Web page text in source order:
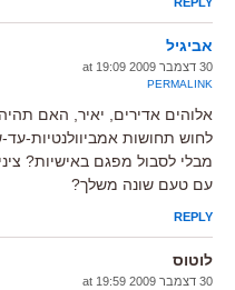
REPLY
אביגיל
30 דצמבר 2009 at 19:09
PERMALINK
אלוהים אדירים, יאיר, האם
לחוש תחושות אמביוולנטיות-
מבלי לסבול מפגם באישיות?
עם טעם שונה משלך?
REPLY
לוטוס
30 דצמבר 2009 at 19:59